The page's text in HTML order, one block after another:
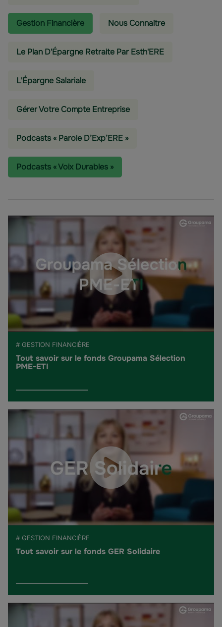
Gestion Financière Nous Connaitre
Le Plan D'Épargne Retraite Par Esth'ERE
L'épargne Salariale
Gérer Votre Compte Entreprise
Podcasts « Parole D’Exp’ERE »
Podcasts « Voix Durables »
# GESTION FINANCIÈRE
Tout savoir sur le fonds Groupama Sélection
PME-ETI
# GESTION FINANCIÈRE
Tout savoir sur le fonds GER Solidaire